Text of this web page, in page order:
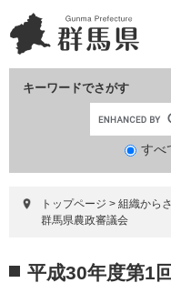
ー
ジ
ニ
ュ
て
キーワードでさがす
すべ
トップページ > 組織から
群馬県農政審議会
文 平成30年度第1